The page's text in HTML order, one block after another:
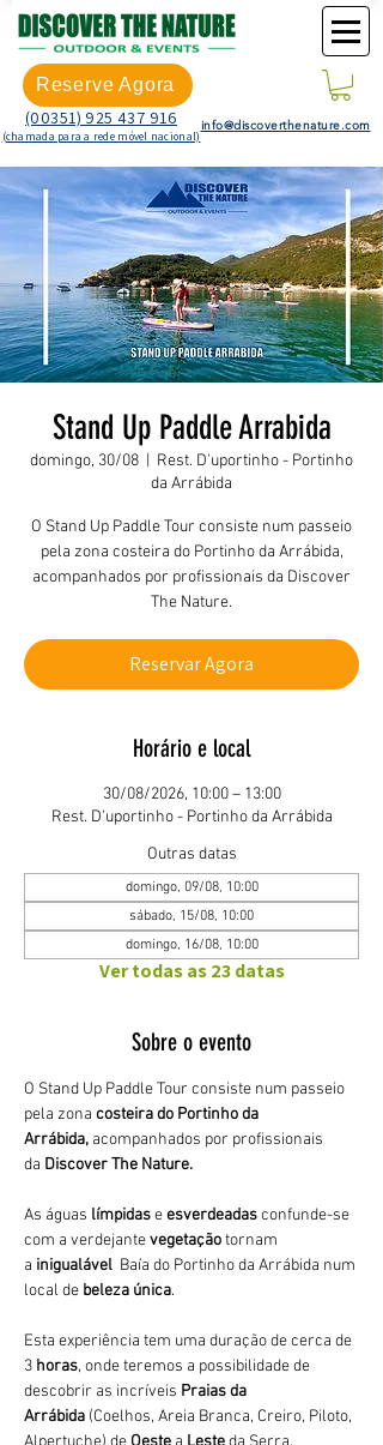
Reserve Agora
(00351) 925 437 916
(chamada para a rede móvel nacional)
info@discoverthenature.com
Stand Up Paddle Arrabida
domingo, 30/08
Rest. D'uportinho - Portinho
da Arrábida
O Stand Up Paddle Tour consiste num passeio
pela zona costeira do Portinho da Arrábida,
acompanhados por profissionais da Discover
The Nature.
Reservar Agora
Horário e local
30/08/2026, 10:00 – 13:00
Rest. D'uportinho - Portinho da Arrábida
Outras datas
domingo, 09/08, 10:00
sábado, 15/08, 10:00
domingo, 16/08, 10:00
Ver todas as 23 datas
Sobre o evento
O Stand Up Paddle Tour consiste num passeio
pela zona costeira do Portinho da
Arrábida, acompanhados por profissionais
da Discover The Nature.
As águas límpidas e esverdeadas confunde-se
com a verdejante vegetação tornam
a inigualável Baía do Portinho da Arrábida num
local de beleza única.
Esta experiência tem uma duração de cerca de
3 horas, onde teremos a possibilidade de
descobrir as incríveis Praias da
Arrábida (Coelhos, Areia Branca, Creiro, Piloto,